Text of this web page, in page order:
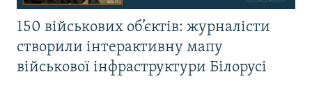
150 військових об’єктів: журналісти
створили інтерактивну мапу
військової інфраструктури Білорусі